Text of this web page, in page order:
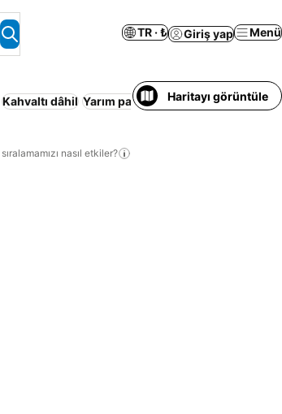
TR · ₺ Giriş yap Menü
Kahvaltı dâhil Yarım pansiyon Tatil Köyü
Haritayı görüntüle
nasıl etkiler?
ekle